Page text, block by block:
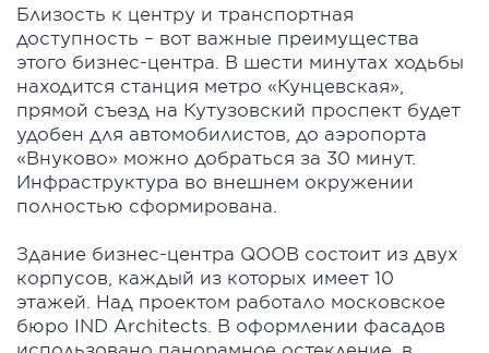
Близость к центру и транспортная
доступность – вот важные преимущества
этого бизнес-центра. В шести минутах ходьбы
находится станция метро «Кунцевская»,
прямой съезд на Кутузовский проспект будет
удобен для автомобилистов, до аэропорта
«Внуково» можно добраться за 30 минут.
Инфраструктура во внешнем окружении
полностью сформирована.
Здание бизнес-центра QOOB состоит из двух
корпусов, каждый из которых имеет 10
этажей. Над проектом работало московское
бюро IND Architects. В оформлении фасадов
использовано панорамное остекление, в